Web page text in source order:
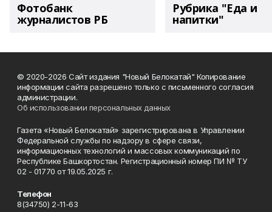
Фотобанк
журналистов РБ
Рубрика "Еда и
напитки"
© 2020-2026 Сайт издания "Новый Белокатай" Копирование
информации сайта разрешено только с письменного согласия
администрации.
Об использовании персональных данных
Газета «Новый Белокатай» зарегистрирована в Управлении
Федеральной службы по надзору в сфере связи,
информационных технологий и массовых коммуникаций по
Республике Башкортостан. Регистрационный номер ПИ № ТУ
02 - 01770 от 19.05.2025 г.
Телефон
8(34750) 2-11-63